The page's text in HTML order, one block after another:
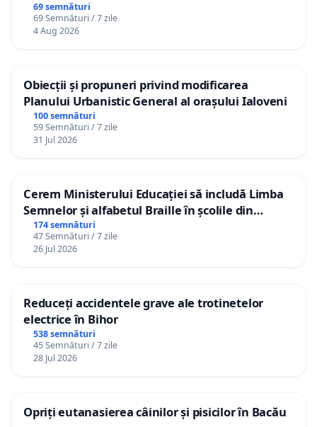
69 semnături
69 Semnături / 7 zile
4 Aug 2026
Obiecții și propuneri privind modificarea
Planului Urbanistic General al orașului Ialoveni
100 semnături
59 Semnături / 7 zile
31 Jul 2026
Cerem Ministerului Educației să includă Limba
Semnelor și alfabetul Braille în școlile din
Republica Moldova!
174 semnături
47 Semnături / 7 zile
26 Jul 2026
Reduceți accidentele grave ale trotinetelor
electrice în Bihor
538 semnături
45 Semnături / 7 zile
28 Jul 2026
Opriți eutanasierea câinilor și pisicilor în Bacău